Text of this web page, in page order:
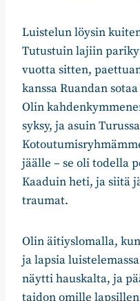
Luistelun löysin
Tutustuin lajiin
vuotta sitten,
kanssa Ruandan
Olin
syksy, ja asuin
jäälle – se oli todella
Kaaduin heti, ja siitä
traumat.
Olin äitiyslomalla,
ja lapsia
näytti hauskalta, ja
taidon omille